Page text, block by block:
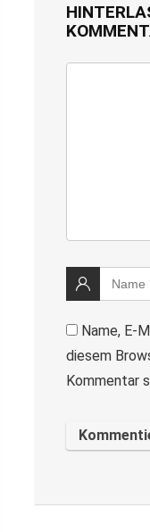
Name, E-
diesem
Kommentar